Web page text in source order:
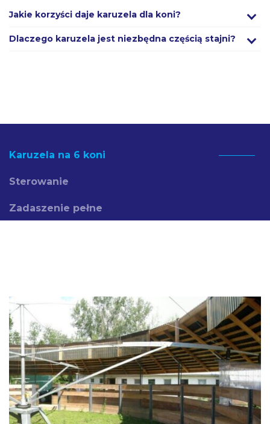
Jakie korzyści daje karuzela dla koni?
Dlaczego karuzela jest niezbędna częścią stajni?
Karuzela na 6 koni
Sterowanie
Zadaszenie pełne